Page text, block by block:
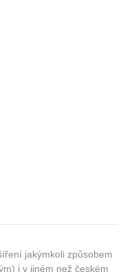
jakýmkoli způsobem
i v jiném než českém